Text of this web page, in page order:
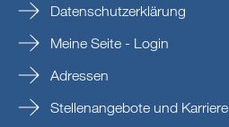
Datenschutzerklärung
Meine Seite - Login
Adressen
Stellenangebote und Karriere